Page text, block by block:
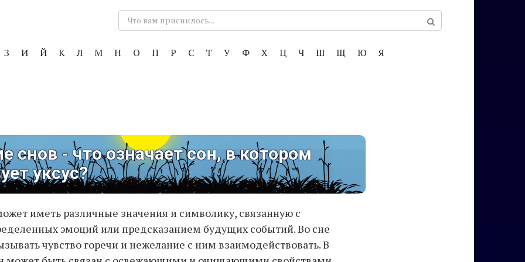
Поиск:
З И Й К Л М Н О П Р С Т У Ф Х Ц Ч Ш Щ Ю Я
снов - что означает сон, в котором
уксус?
иметь различные значения и символику, связанную с
эмоций или предсказанием будущих событий. Во сне
чувство горечи и нежелание с ним взаимодействовать. В